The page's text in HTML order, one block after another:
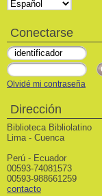
Conectarse
Olvidé mi contraseña
Dirección
Biblioteca Bibliolatino
Lima - Cuenca
Perú - Ecuador
00593-74081573
00593-988661259
contacto